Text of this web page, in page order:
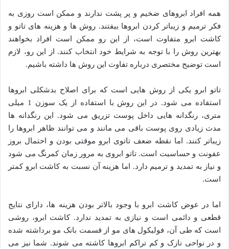
همه افراد ابروهای ضخیم و پر پشت ندارند و ممکن است روزی به
فکر ترمیم و زیباتر کردن ابروها بیفتند. روش ها و هزینه های تاتو و
کاشت ابرو متفاوت است، از این رو ممکن است افراد بخواهند
بهترین روش را با توجه به شرایط خود انتخاب کنند. از این رو، لازم
است توضیح مختصری درباره تفاوت این روش ها داشته باشیم.
تاتو ابرو یکی از روش هایی است که برای اصلاح بدشکلی ابروها
استفاده می شود. در این روش با استفاده از یک سوزن 1 میلی
متری، رنگدانه هایی داخل پوست تزریق می شود. این رنگدانه ها
مدت زیادی روی پوست باقی می مانند و می توانند ظاهر ابروها را
زیباتر کنند. اما نقطه ضعف تاتوی ابرو موقتی بودن و احتمال بروز
عفونت و حساسیت است. تاتو ابروی به مرور زمان کمرنگ می شود
و نیاز به تمدید و ترمیم دارد. اما هزینه آن نسبت به کاشت ابرو کمتر
است.
اما در عوض کاشت ابرو با وجود بالاتر بودن هزینه ها، دارای نتایج
قطعی و دائمی است و نیازی به تمدید ندارد. کاشت ابرو، روشی
است که طی آن، فولیکول های مو از قسمت بانک مو برداشته شده
و در نواحی نازک و کم تراکم ابروها کاشته می شوند. شما نیز می